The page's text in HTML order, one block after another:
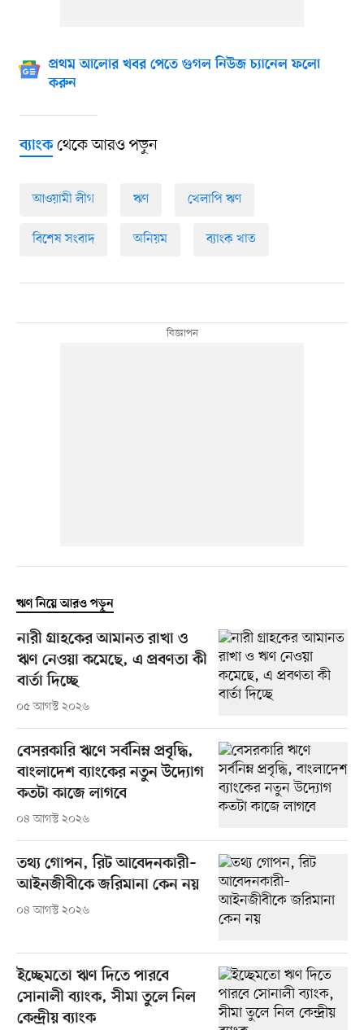
প্রথম আলোর খবর পেতে গুগল নিউজ চ্যানেল ফলো
করুন
ব্যাংকথেকে আরও পড়ুন
আওয়ামী লীগ ঋণ খেলাপি ঋণ
বিশেষ সংবাদ অনিয়ম ব্যাংক খাত
ঋণ নিয়ে আরও পড়ুন
নারী গ্রাহকের আমানত রাখা ও
ঋণ নেওয়া কমেছে, এ প্রবণতা কী
বার্তা দিচ্ছে
০৫ আগস্ট ২০২৬
বেসরকারি ঋণে সর্বনিম্ন প্রবৃদ্ধি,
বাংলাদেশ ব্যাংকের নতুন উদ্যোগ
কতটা কাজে লাগবে
০৪ আগস্ট ২০২৬
তথ্য গোপন, রিট আবেদনকারী–
আইনজীবীকে জরিমানা কেন নয়
০৪ আগস্ট ২০২৬
ইচ্ছেমতো ঋণ দিতে পারবে
সোনালী ব্যাংক, সীমা তুলে নিল
কেন্দ্রীয় ব্যাংক